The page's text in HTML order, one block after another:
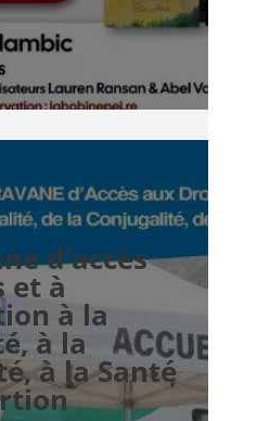
d'accès
et à
à la
à la
à la Santé